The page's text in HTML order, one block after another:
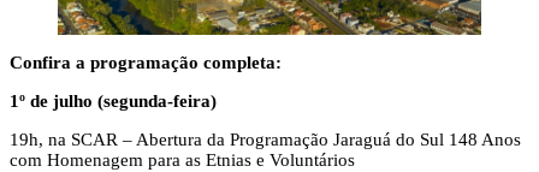
Confira a programação completa:
1º de julho (segunda-feira)
19h, na SCAR – Abertura da Programação Jaraguá do Sul 148 Anos
com Homenagem para as Etnias e Voluntários